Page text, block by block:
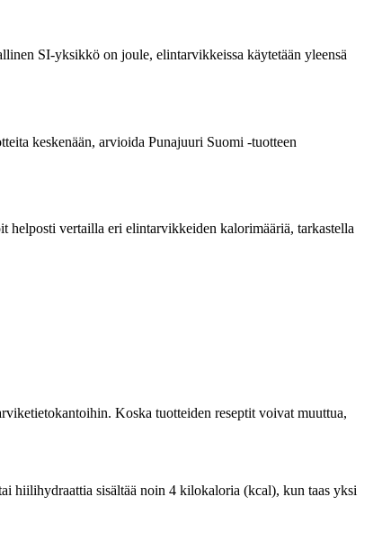
SI-yksikkö on joule, elintarvikkeissa käytetään yleensä
keskenään, arvioida Punajuuri Suomi -tuotteen
helposti vertailla eri elintarvikkeiden kalorimääriä, tarkastella
Koska tuotteiden reseptit voivat muuttua,
hiilihydraattia sisältää noin 4 kilokaloria (kcal), kun taas yksi